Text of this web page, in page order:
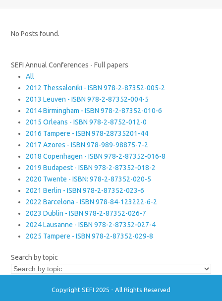
No Posts found.
SEFI Annual Conferences - Full papers
All
2012 Thessaloniki - ISBN 978-2-87352-005-2
2013 Leuven - ISBN 978-2-87352-004-5
2014 Birmingham - ISBN 978-2-87352-010-6
2015 Orleans - ISBN 978-2-8752-012-0
2016 Tampere - ISBN 978-28735201-44
2017 Azores - ISBN 978-989-98875-7-2
2018 Copenhagen - ISBN 978-2-87352-016-8
2019 Budapest - ISBN 978-2-87352-018-2
2020 Twente - ISBN: 978-2-87352-020-5
2021 Berlin - ISBN 978-2-87352-023-6
2022 Barcelona - ISBN 978-84-123222-6-2
2023 Dublin - ISBN 978-2-87352-026-7
2024 Lausanne - ISBN 978-2-87352-027-4
2025 Tampere - ISBN 978-2-87352-029-8
Search by topic
Copyright SEFI 2025 - All Rights Reserved